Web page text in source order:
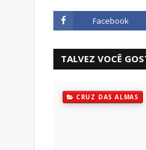
Facebook
TALVEZ VOCÊ
CRUZ DAS ALMAS